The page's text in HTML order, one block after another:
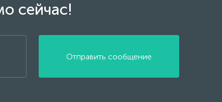
сейчас!
Отправить сообщение